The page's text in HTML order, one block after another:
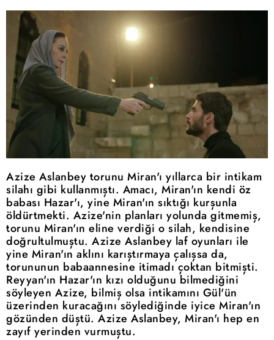
Azize Aslanbey torunu Miran'ı yıllarca bir intikam
silahı gibi kullanmıştı. Amacı, Miran'ın kendi öz
babası Hazar'ı, yine Miran'ın sıktığı kurşunla
öldürtmekti. Azize'nin planları yolunda gitmemiş,
torunu Miran'ın eline verdiği o silah, kendisine
doğrultulmuştu. Azize Aslanbey laf oyunları ile
yine Miran'ın aklını karıştırmaya çalışsa da,
torununun babaannesine itimadı çoktan bitmişti.
Reyyan'ın Hazar'ın kızı olduğunu bilmediğini
söyleyen Azize, bilmiş olsa intikamını Gül'ün
üzerinden kuracağını söylediğinde iyice Miran'ın
gözünden düştü. Azize Aslanbey, Miran'ı hep en
zayıf yerinden vurmuştu.